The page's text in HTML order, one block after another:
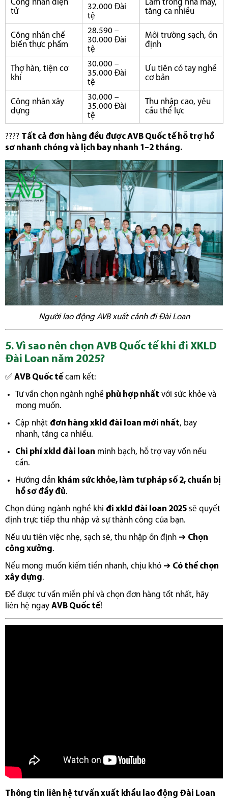
Công nhân điện
tử
32.000 Đài
tệ
Làm trong nhà máy,
tăng ca nhiều
Công nhân chế
biến thực phẩm
28.590 –
30.000 Đài
tệ
Môi trường sạch, ổn
định
Thợ hàn, tiện cơ
khí
30.000 –
35.000 Đài
tệ
Ưu tiên có tay nghề
cơ bản
Công nhân xây
dựng
30.000 –
35.000 Đài
tệ
Thu nhập cao, yêu
cầu thể lực
???? Tất cả đơn hàng đều được AVB Quốc tế hỗ trợ hồ
sơ nhanh chóng và lịch bay nhanh 1–2 tháng.
Người lao động AVB xuất cảnh đi Đài Loan
5. Vì sao nên chọn AVB Quốc tế khi đi XKLD
Đài Loan năm 2025?
✅ AVB Quốc tế cam kết:
Tư vấn chọn ngành nghề phù hợp nhất với sức khỏe và
mong muốn.
Cập nhật đơn hàng xkld đài loan mới nhất, bay
nhanh, tăng ca nhiều.
Chi phí xkld đài loan minh bạch, hỗ trợ vay vốn nếu
cần.
Hướng dẫn khám sức khỏe, làm tư pháp số 2, chuẩn bị
hồ sơ đầy đủ.
Chọn đúng ngành nghề khi đi xkld đài loan 2025 sẽ quyết
định trực tiếp thu nhập và sự thành công của bạn.
Nếu ưu tiên việc nhẹ, sạch sẽ, thu nhập ổn định ➔ Chọn
công xưởng.
Nếu mong muốn kiếm tiền nhanh, chịu khó ➔ Có thể chọn
xây dựng.
Để được tư vấn miễn phí và chọn đơn hàng tốt nhất, hãy
liên hệ ngay AVB Quốc tế!
Thông tin liên hệ tư vấn xuất khẩu lao động Đài Loan